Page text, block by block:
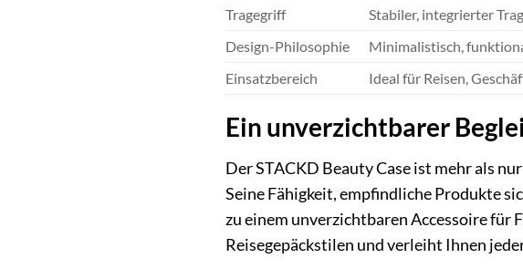
Tragegriff
Stabiler, integrierter
Design-Philosophie
Minimalistisch,
Einsatzbereich
Ideal für Reisen,
Ein unverzichtbarer
Der STACKD Beauty Case ist mehr als
Seine Fähigkeit, empfindliche Produkte
zu einem unverzichtbaren Accessoire für
Reisegepäckstilen und verleiht Ihnen